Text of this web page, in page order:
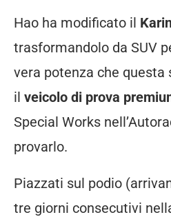
Hao ha modificato il
trasformandolo da SUV
vera potenza che questa
il veicolo di prova
Special Works
provarlo.
Piazzati sul podio
tre giorni consecutivi